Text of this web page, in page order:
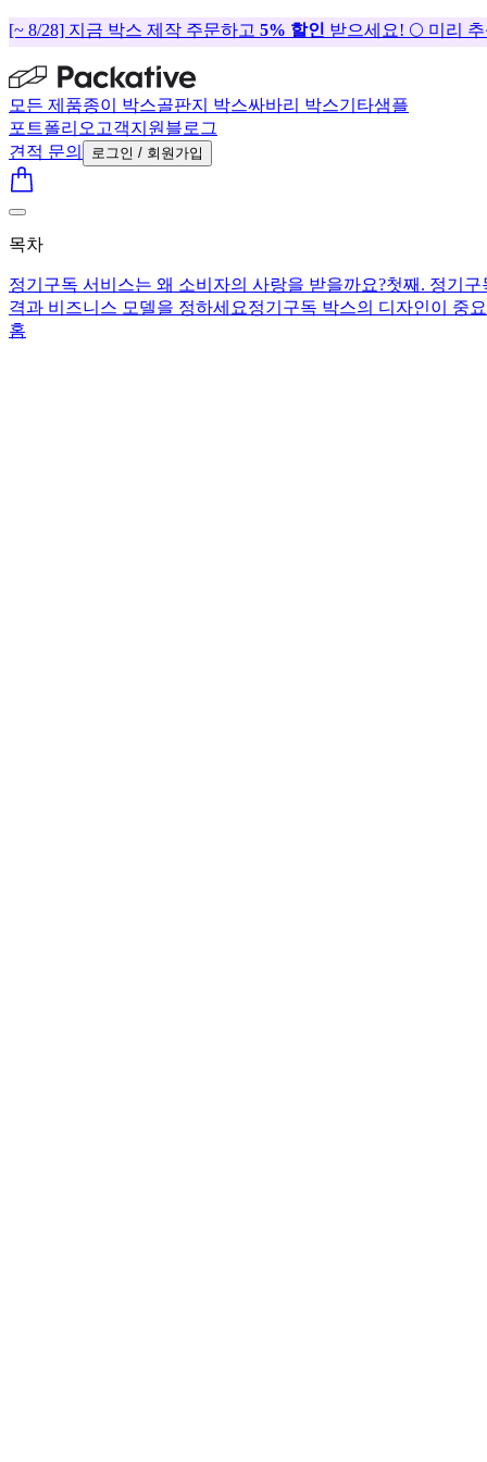
[~ 8/28] 지금 박스 제작 주문하고 5% 할인 받으세요! 🌕 미리
모든 제품종이 박스골판지 박스싸바리 박스기타샘플
포트폴리오 고객지원 블로그
견적 문의
로그인 / 회원가입
목차
정기구독 서비스는 왜 소비자의 사랑을 받을까요?첫째. 정기
격과 비즈니스 모델을 정하세요정기구독 박스의 디자인이 중
홈